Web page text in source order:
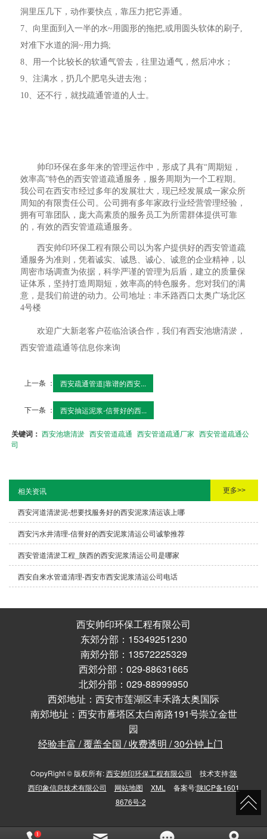
洞里压几下，动作要快点，靠压力把它弄通。
7、向里面到入一半的水~用圆形的拖把,或用圆头软体的刷子,
对准下水道的洞~用力捣;
8、用一个比较长的软通气管去，往里边通气，然后冲水；
9、注满水，扔几个肥皂头进去泡；
10、还不行，就找疏通管道的人士。
帅印环保在多年来的管理运作中，形成了具有“周期短，
效率高”特色的西安管道疏通服务，服务周期为一个工程期。
我公司在西安市经过多年的发展壮大，现已经发展成一家众所
周知的有限责任公司。公司拥有多年家政行业经营管理经验，
拥有可靠团队，庞大高素质的服务员工为所需群体提供可靠
的，有效的西安管道疏通服务。
西安帅印环保工程有限公司以为客户提供好的西安管道疏
通服务为准则，凭着诚实、诚恳、诚心、诚意的企业精神，以
周密市场调查为依据，科学严谨的管理为后盾，建立的质量保
证体系，坚持打造周期短，效率高的特色服务。您对我们的满
意，是我们前进的动力。公司地址：丰禾路西口太奥广场北区
4号楼
欢迎广大新老客户莅临洽谈合作，我们有西安池塘清淤，
西安管道疏通等信息你来询
上一条 ： 西安疏通管道|靠谱的西安...
下一条 ： 西安抽运泥浆-信誉好的西...
关键词：西安池塘清淤 西安管道疏通 西安管道疏通厂家 西安管道疏通公
司
相关资讯 更多>>
西安河道清淤泥-想要找服务好的西安泥浆清运该上哪
西安污水井清理-信誉好的西安泥浆清运公司诚挚推荐
西安管道清淤工程_陕西的西安泥浆清运公司是哪家
西安自来水管道清理-西安市西安泥浆清运公司电话
西安帅印环保工程有限公司
东郊分部：15349251230
南郊分部：13572225329
西郊分部：029-88631665
北郊分部：029-88999950
西郊地址：西安市莲湖区丰禾路太奥国际
南郊地址：西安市雁塔区太白南路191号崇立金世
园
经验丰富 / 覆盖全国 / 收费透明 / 30分钟上门
CopyRight © 版权所有:西安帅印环保工程有限公司 技术支持:陕
西印象信息技术有限公司
网站地图 XML 备案号:陕ICP备1601
8676号-2